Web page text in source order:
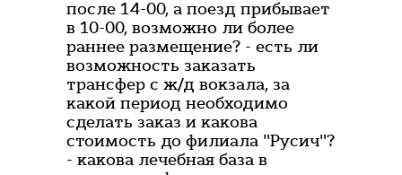
после 14-00, а поезд прибывает
в 10-00, возможно ли более
раннее размещение? - есть ли
возможность заказать
трансфер с ж/д вокзала, за
какой период необходимо
сделать заказ и какова
стоимость до филиала "Русич"?
- какова лечебная база в